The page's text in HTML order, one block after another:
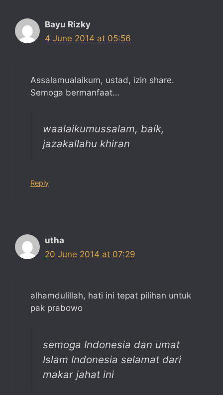
Bayu Rizky
4 June 2014 at 05:56
Assalamualaikum, ustad, izin share.
Semoga bermanfaat…
waalaikumussalam, baik,
jazakallahu khiran
Reply
utha
20 June 2014 at 07:29
alhamdulillah, hati ini tepat pilihan untuk
pak prabowo
semoga Indonesia dan umat
Islam Indonesia selamat dari
makar jahat ini